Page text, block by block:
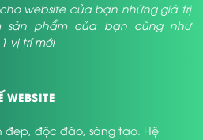
website của bạn những giá trị
phẩm của bạn cũng như
vị trí mới
đẹp, độc đáo, sáng tạo. Hệ